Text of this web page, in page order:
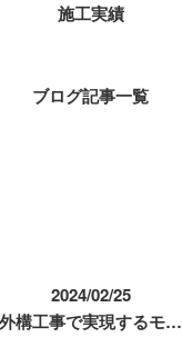
施工実績
ブログ記事一覧
2024/02/25
外構工事で実現するモ…